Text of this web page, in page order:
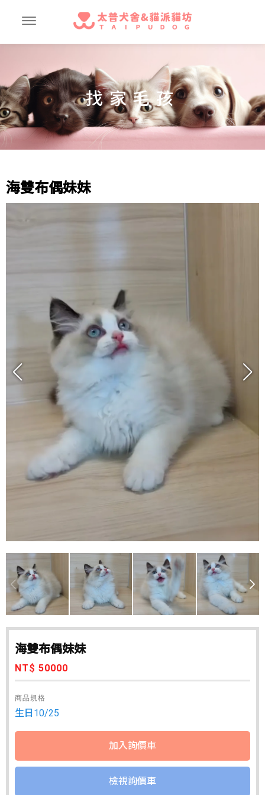
找家毛孩
海雙布偶妹妹
海雙布偶妹妹
NT$ 50000
商品規格
生日10/25
檢視詢價車